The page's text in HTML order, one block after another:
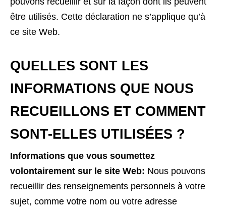
être utilisés. Cette déclaration ne s’applique qu’à
ce site Web.
QUELLES SONT LES
INFORMATIONS QUE NOUS
RECUEILLONS ET COMMENT
SONT-ELLES UTILISÉES ?
Informations que vous soumettez
volontairement sur le site Web: Nous pouvons
recueillir des renseignements personnels à votre
sujet, comme votre nom ou votre adresse